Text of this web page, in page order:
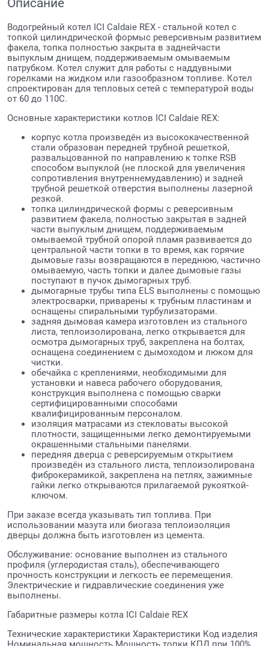
Описание
Водогрейный котел ICI Caldaie REX - стальной котел с
топкой цилиндрической формыс реверсивным развитием
факела, топка полностью закрыта в заднейчасти
выпуклым днищем, поддерживаемым омываемым
патрубком. Котел служит для работы с наддувными
горелками на жидком или газообразном топливе. Котел
спроектирован для тепловых сетей с температурой воды
от 60 до 110C.
Основные характеристики котлов ICI Caldaie REX:
корпус котла произведён из высококачественной
стали образован передней трубной решеткой,
развальцованной по направлению к топке RSB
способом выпуклой (не плоской для увеличения
сопротивления внутреннемудавлению) и задней
трубной решеткой отверстия выполнены лазерной
резкой.
топка цилиндрической формы с реверсивным
развитием факела, полностью закрытая в задней
части выпуклым днищем, поддерживаемым
омываемой трубной опорой пламя развивается до
центральной части топки в то время, как горячие
дымовые газы возвращаются в переднюю, частично
омываемую, часть топки и далее дымовые газы
поступают в пучок дымогарных труб.
дымогарные трубы типа ELS выполнены с помощью
электросварки, приварены к трубным пластинам и
оснащены спиральными турбулизаторами.
задняя дымовая камера изготовлен из стального
листа, теплоизолирована, легко открывается для
осмотра дымогарных труб, закреплена на болтах,
оснащена соединением с дымоходом и люком для
чистки.
обечайка с креплениями, необходимыми для
установки и навеса рабочего оборудования,
конструкция выполнена с помощью сварки
сертифицированными способами
квалифицированным персоналом.
изоляция матрасами из стекловаты высокой
плотности, защищенными легко демонтируемыми
окрашенными стальными панелями.
передняя дверца с реверсируемым открытием
произведён из стального листа, теплоизолирована
фиброкерамикой, закреплена на петлях, зажимные
гайки легко открываются прилагаемой рукояткой-
ключом.
При заказе всегда указывать тип топлива. При
использовании мазута или биогаза теплоизоляция
дверцы должна быть изготовлен из цемента.
Обслуживание: основание выполнен из стального
профиля (углеродистая сталь), обеспечивающего
прочность конструкции и легкость ее перемещения.
Электрические и гидравлические соединения уже
выполнены.
Габаритные размеры котла ICI Caldaie REX
Технические характеристики Характеристики Код изделия